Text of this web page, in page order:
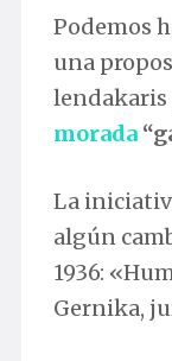
Podemos
una
lendakaris
morada
La
algún
1936:
Gernika,